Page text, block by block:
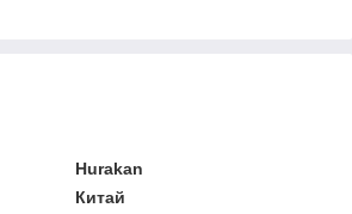
Hurakan
Китай